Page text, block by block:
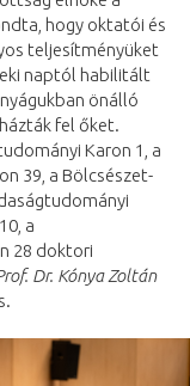
hogy oktatói és
teljesítményüket
naptól habilitált
önálló
fel őket.
Karon 1, a
39, a Bölcsészet-
a
28 doktori
Dr. Kónya Zoltán